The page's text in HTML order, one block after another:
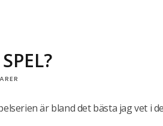
är bland det bästa jag vet i